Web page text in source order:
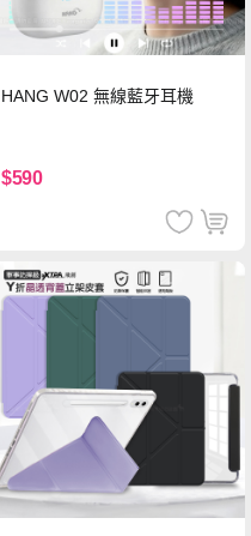
HANG W02 無線藍牙耳機
$590